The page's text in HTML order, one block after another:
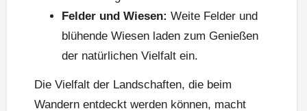
Felder und Wiesen: Weite Felder und
blühende Wiesen laden zum Genießen
der natürlichen Vielfalt ein.
Die Vielfalt der Landschaften, die beim
Wandern entdeckt werden können, macht